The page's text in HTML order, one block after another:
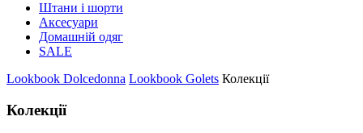
Штани і шорти
Аксесуари
Домашній одяг
SALE
Lookbook Dolcedonna Lookbook Golets Колекції
Колекції